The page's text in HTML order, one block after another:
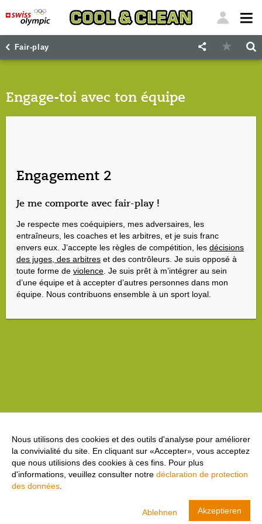
Fair-play
Engage-toi avec ton équipe
Engagement 2
Je me comporte avec fair-play !
Je respecte mes coéquipiers, mes adversaires, les
entraîneurs, les coaches et les arbitres, et je suis franc
envers eux. J’accepte les règles de compétition, les décisions
des juges, des arbitres et des contrôleurs. Je suis opposé à
toute forme de violence . Je suis prêt à m’intégrer au sein
d’une équipe et à accepter d’autres personnes dans mon
équipe. Nous contribuons ensemble à un sport loyal.
Nous utilisons des cookies et des outils d'analyse pour améliorer
la convivialité du site. En cliquant sur «Accepter», vous acceptez
que nous utilisions des cookies à ces fins. Pour plus
d'informations, veuillez consulter notre déclaration de protection
des données
Ablehnen Akzeptieren
AFFICHER